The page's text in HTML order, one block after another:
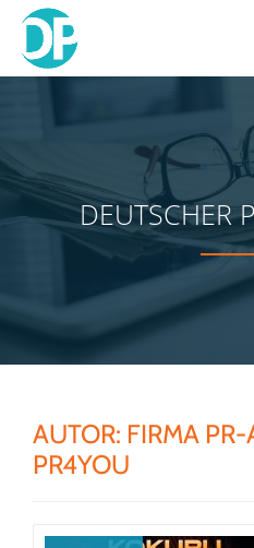
Skip
to
DEUTSCHER
AUTOR: FIRMA
PR4YOU